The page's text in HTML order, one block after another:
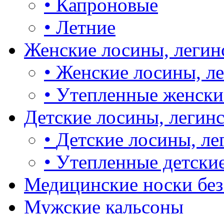
• Капроновые
• Летние
Женские лосины,
• Женские лосины,
• Утепленные
Детские лосины,
• Детские лосины,
• Утепленные
Медицинские носки
Мужские кальсоны